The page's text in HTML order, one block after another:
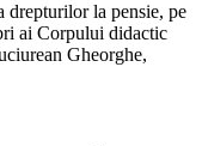
drepturilor la pensie, pe
ai Corpului didactic
Gheorghe,